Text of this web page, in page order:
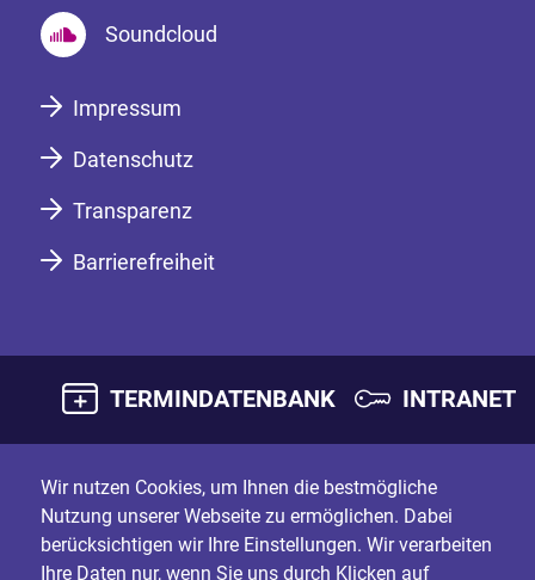
Soundcloud
Impressum
Datenschutz
Transparenz
Barrierefreiheit
TERMINDATENBANK INTRANET
Wir nutzen Cookies, um Ihnen die bestmögliche
Nutzung unserer Webseite zu ermöglichen. Dabei
berücksichtigen wir Ihre Einstellungen. Wir verarbeiten
Ihre Daten nur, wenn Sie uns durch Klicken auf